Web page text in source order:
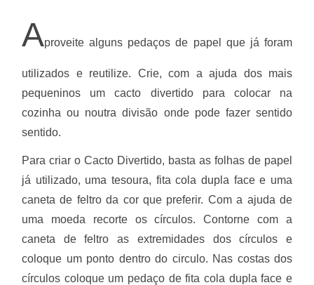
Aproveite alguns pedaços de papel que já foram
utilizados e reutilize. Crie, com a ajuda dos mais
pequeninos um cacto divertido para colocar na
cozinha ou noutra divisão onde pode fazer sentido
sentido.
Para criar o Cacto Divertido, basta as folhas de papel
já utilizado, uma tesoura, fita cola dupla face e uma
caneta de feltro da cor que preferir. Com a ajuda de
uma moeda recorte os círculos. Contorne com a
caneta de feltro as extremidades dos círculos e
coloque um ponto dentro do circulo. Nas costas dos
círculos coloque um pedaço de fita cola dupla face e